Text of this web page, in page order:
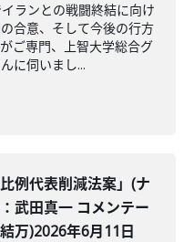
ランとの戦闘終結に向け
合意、そして今後の行方
ご専門、上智大学総合グ
に伺いまし...
比例代表削減法案」(ナ
武田真一 コメンテー
万)2026年6月11日